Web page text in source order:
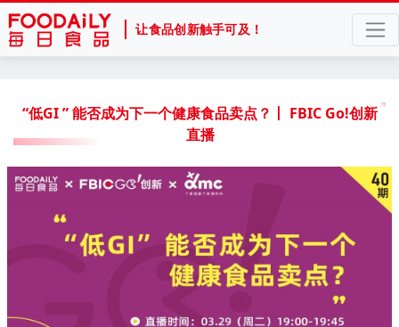
让食品创新触手可及！
“低GI ” 能否成为下一个健康食品卖点？丨 FBIC Go!创新
直播